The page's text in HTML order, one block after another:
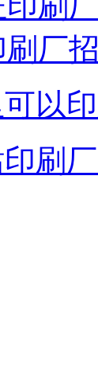
厂
以
刷